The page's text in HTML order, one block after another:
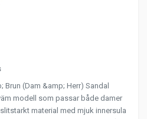
(Dam &amp; Herr) Sandal
modell som passar både damer
material med mjuk innersula